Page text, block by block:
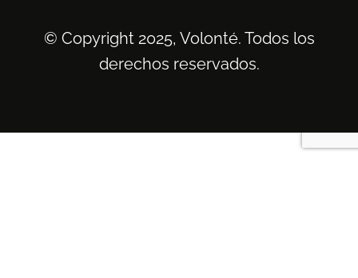
© Copyright 2025, Volonté. Todos los
derechos reservados.